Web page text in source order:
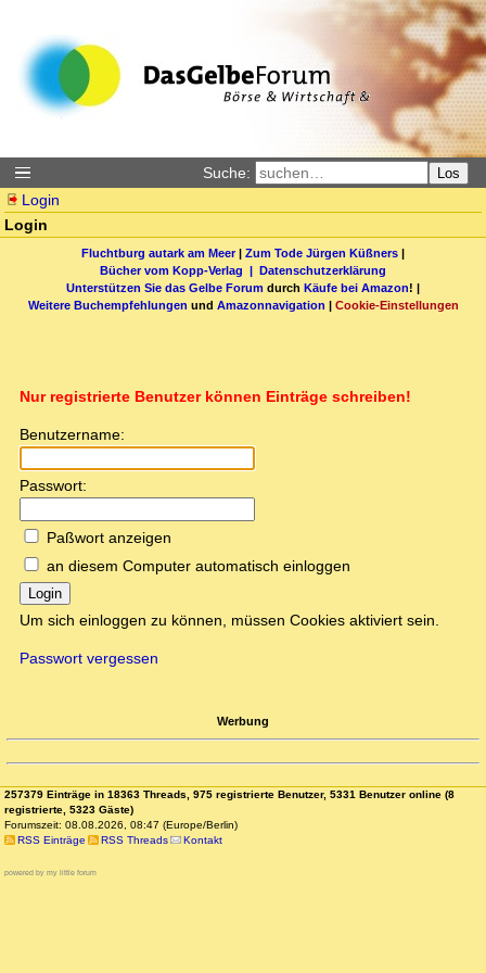
Suche: Los
Login
Login
Fluchtburg autark am Meer| Zum Tode Jürgen Küßners |
Bücher vom Kopp-Verlag | Datenschutzerklärung
Unterstützen Sie das Gelbe Forum durch Käufe bei Amazon! |
Weitere Buchempfehlungen und Amazonnavigation | Cookie-Einstellungen
Nur registrierte Benutzer können Einträge schreiben!
Benutzername:
Passwort:
Paßwort anzeigen
an diesem Computer automatisch einloggen
Login
Um sich einloggen zu können, müssen Cookies aktiviert sein.
Passwort vergessen
Werbung
257379 Einträge in 18363 Threads, 975 registrierte Benutzer, 5331 Benutzer online (8
registrierte, 5323 Gäste)
Forumszeit: 08.08.2026, 08:47 (Europe/Berlin)
RSS Einträge
RSS Threads Kontakt
powered by my little forum